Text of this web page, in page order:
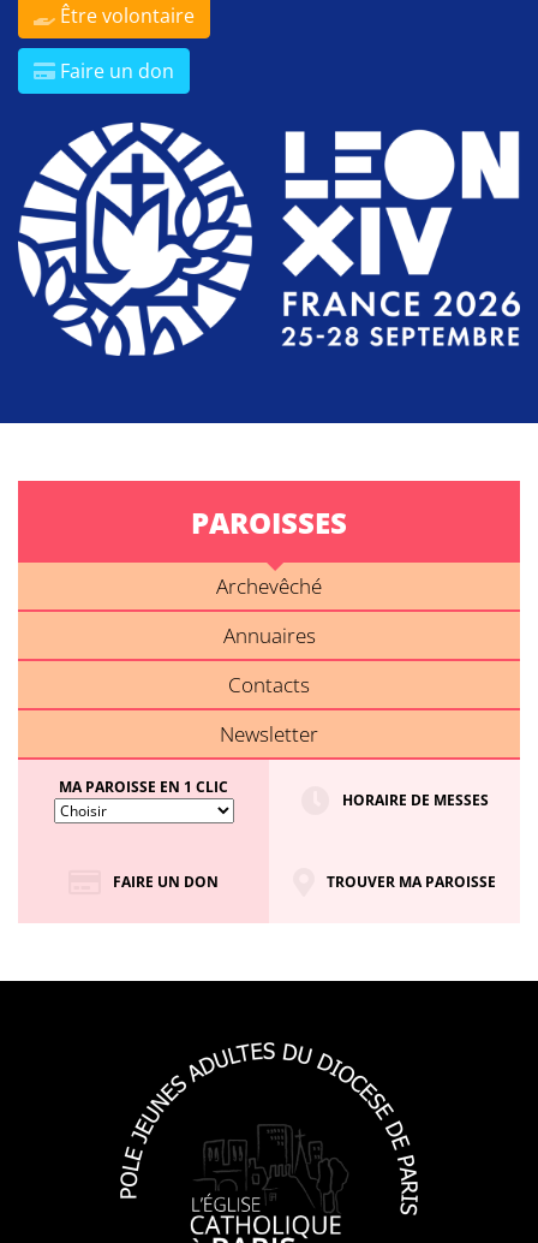
Être volontaire
Faire un don
PAROISSES
Archevêché
Annuaires
Contacts
Newsletter
MA PAROISSE EN 1 CLIC
HORAIRE DE MESSES
FAIRE UN DON TROUVER MA PAROISSE